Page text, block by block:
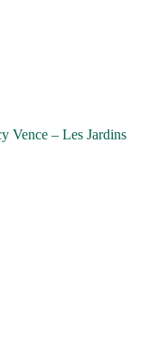
Vence – Les Jardins